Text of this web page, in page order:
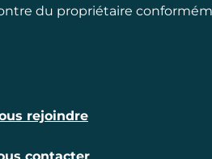
du propriétaire
rejoindre
contacter